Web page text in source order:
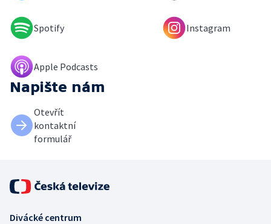
Spotify Instagram
Apple Podcasts
Napište nám
Otevřít
kontaktní
formulář
Divácké centrum